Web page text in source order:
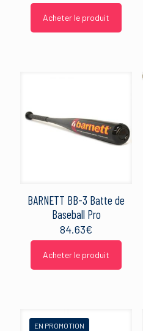
Acheter le produit
BARNETT BB-3 Batte de
Baseball Pro
84.63€
Acheter le produit
EN PROMOTION